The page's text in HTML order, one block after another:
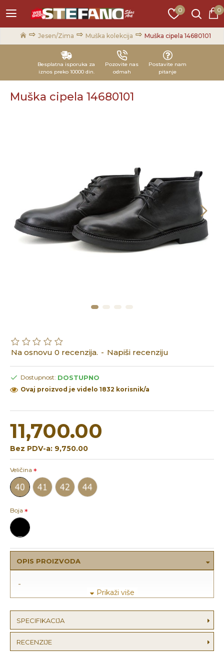
0 0
Jesen/Zima Muška kolekcija Muška cipela 14680101
Besplatna isporuka za
iznos preko 10000 din.
Pozovite nas
odmah
Postavite nam
pitanje
Muška cipela 14680101
Na osnovu 0 recenzija. - Napiši recenziju
11,700.00
Bez PDV-a: 9,750.00
Dostupnost: DOSTUPNO
Ovaj proizvod je videlo 1832 korisnik/a
Veličina
Boja
OPIS PROIZVODA
-
SPECIFIKACIJA
RECENZIJE